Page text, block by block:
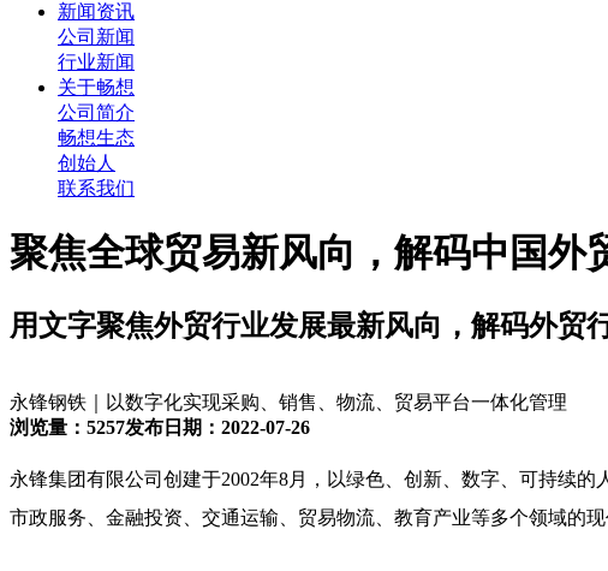
新闻资讯
公司新闻
行业新闻
关于畅想
公司简介
畅想生态
创始人
联系我们
聚焦全球贸易新风向，解码中国外
用文字聚焦外贸行业发展最新风向，解码外贸
永锋钢铁｜以数字化实现采购、销售、物流、贸易平台一体化管理
浏览量：5257发布日期：2022-07-26
永锋集团有限公司创建于2002年8月，以绿色、创新、数字、可持续
市政服务、金融投资、交通运输、贸易物流、教育产业等多个领域的